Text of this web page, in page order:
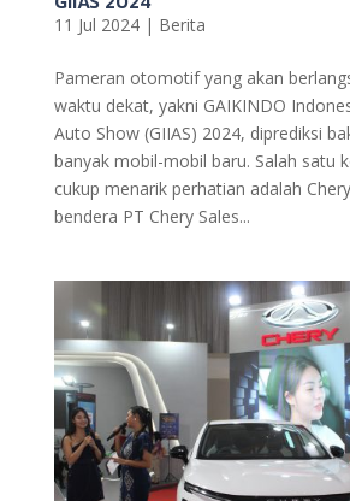
11 Jul 2024| Berita
Pameran otomotif yang akan
waktu dekat, yakni GAIKINDO
Auto Show (GIIAS) 2024, diprediksi
banyak mobil-mobil baru. Salah satu
cukup menarik perhatian adalah
bendera PT Chery Sales...